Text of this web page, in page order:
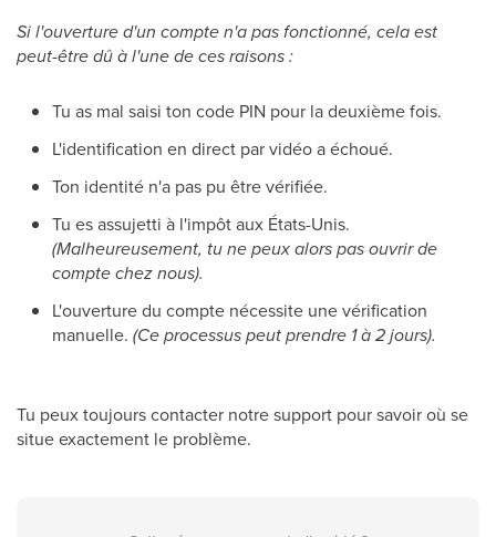
Si l'ouverture d'un compte n'a pas fonctionné, cela est
peut-être dû à l'une de ces raisons :
Tu as mal saisi ton code PIN pour la deuxième fois.
L'identification en direct par vidéo a échoué.
Ton identité n'a pas pu être vérifiée.
Tu es assujetti à l'impôt aux États-Unis.
(Malheureusement, tu ne peux alors pas ouvrir de
compte chez nous).
L'ouverture du compte nécessite une vérification
manuelle. (Ce processus peut prendre 1 à 2 jours).
Tu peux toujours contacter notre support pour savoir où se
situe exactement le problème.